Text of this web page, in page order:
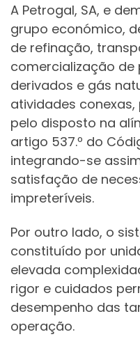
A Petrogal, SA, e
grupo económico,
de refinação,
comercialização de
derivados e gás
atividades
pelo disposto na
artigo 537.º do
integrando-se
satisfação de
impreteríveis.
Por outro lado, o
constituído por
elevada
rigor e cuidados
desempenho das
operação.